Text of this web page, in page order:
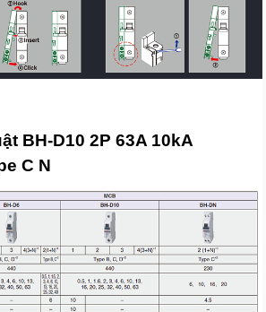
BH-D10 2P 63A 10kA
C N